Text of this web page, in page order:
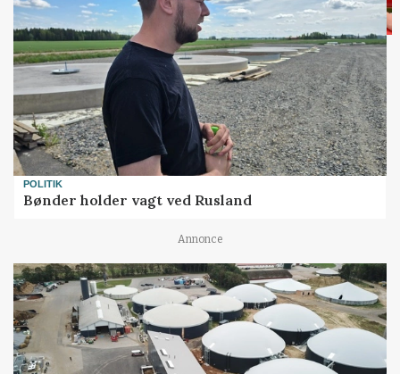
POLITIK
Bønder holder vagt ved Rusland
Annonce